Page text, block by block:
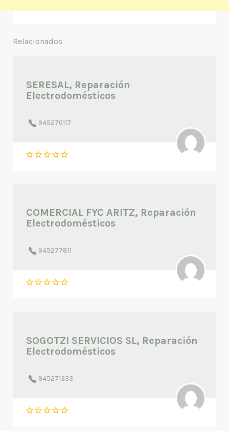
Relacionados
SERESAL, Reparación
Electrodomésticos
945270117
COMERCIAL FYC ARITZ, Reparación
Electrodomésticos
945277811
SOGOTZI SERVICIOS SL, Reparación
Electrodomésticos
945271333